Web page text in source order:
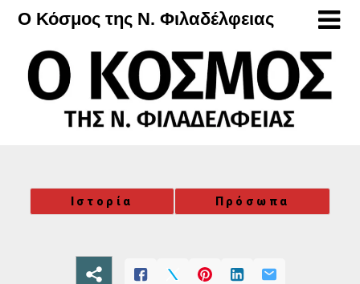
Μετάβαση
περιεχόμενο
Ο Κόσμος της Ν. Φιλαδέλφειας
Ιστορία Πρόσωπα